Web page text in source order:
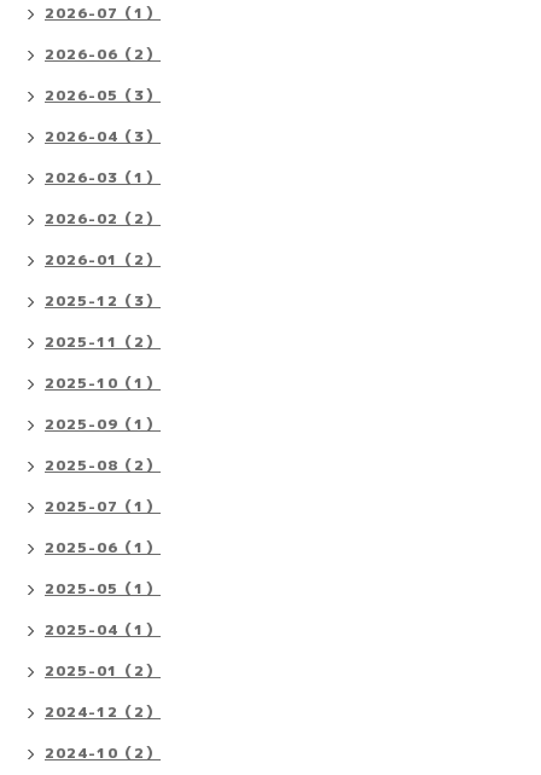
2026-07（1）
2026-06（2）
2026-05（3）
2026-04（3）
2026-03（1）
2026-02（2）
2026-01（2）
2025-12（3）
2025-11（2）
2025-10（1）
2025-09（1）
2025-08（2）
2025-07（1）
2025-06（1）
2025-05（1）
2025-04（1）
2025-01（2）
2024-12（2）
2024-10（2）